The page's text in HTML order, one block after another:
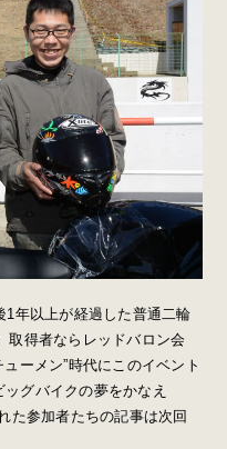
年以上が経過した普通二輪
取得者ならレッドバロン会
ーメン”時代にこのイベント
グバイクの夢をかなえ
参加者たちの記事は次回